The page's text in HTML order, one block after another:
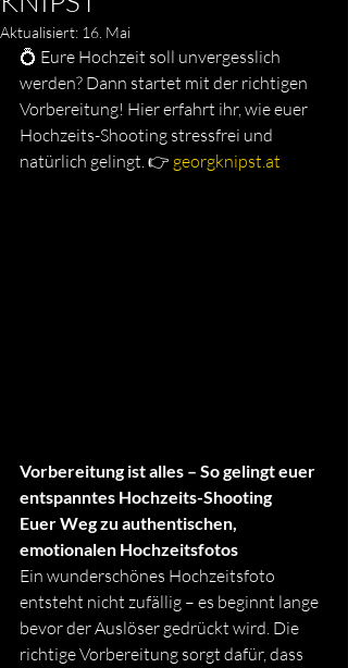
Aktualisiert: 16. Mai
💍 Eure Hochzeit soll unvergesslich
werden? Dann startet mit der richtigen
Vorbereitung! Hier erfahrt ihr, wie euer
Hochzeits-Shooting stressfrei und
natürlich gelingt. 👉 georgknipst.at
Vorbereitung ist alles – So gelingt euer
entspanntes Hochzeits-Shooting
Euer Weg zu authentischen,
emotionalen Hochzeitsfotos
Ein wunderschönes Hochzeitsfoto
entsteht nicht zufällig – es beginnt lange
bevor der Auslöser gedrückt wird. Die
richtige Vorbereitung sorgt dafür, dass